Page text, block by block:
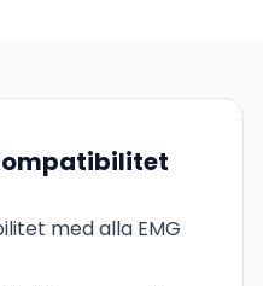
med alla EMG